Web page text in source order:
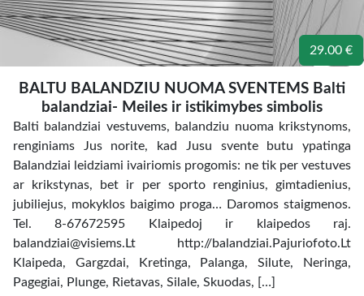
29.00 €
BALTU BALANDZIU NUOMA SVENTEMS Balti
balandziai- Meiles ir istikimybes simbolis
Balti balandziai vestuvems, balandziu nuoma krikstynoms,
renginiams Jus norite, kad Jusu svente butu ypatinga
Balandziai leidziami ivairiomis progomis: ne tik per vestuves
ar krikstynas, bet ir per sporto renginius, gimtadienius,
jubiliejus, mokyklos baigimo proga… Daromos staigmenos.
Tel. 8-67672595 Klaipedoj ir klaipedos raj.
balandziai@visiems.Lt http://balandziai.Pajuriofoto.Lt
Klaipeda, Gargzdai, Kretinga, Palanga, Silute, Neringa,
Pagegiai, Plunge, Rietavas, Silale, Skuodas, […]